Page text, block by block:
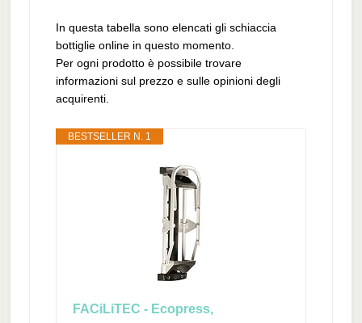
In questa tabella sono elencati gli schiaccia
bottiglie online in questo momento.
Per ogni prodotto è possibile trovare
informazioni sul prezzo e sulle opinioni degli
acquirenti.
BESTSELLER N. 1
FACiLiTEC - Ecopress,